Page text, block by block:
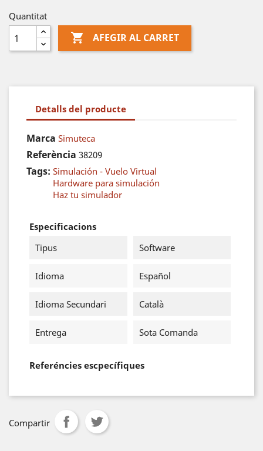
Quantitat
 AFEGIR AL CARRET
Detalls del producte
Marca Simuteca
Referència 38209
Tags: Simulación - Vuelo Virtual
Hardware para simulación
Haz tu simulador
Especificacions
Tipus
Software
Idioma Español
Idioma Secundari Català
Entrega Sota Comanda
Referéncies escpecífiques
Compartir